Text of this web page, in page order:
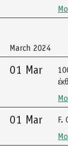
March 2024
01 Mar
01 Mar
F.